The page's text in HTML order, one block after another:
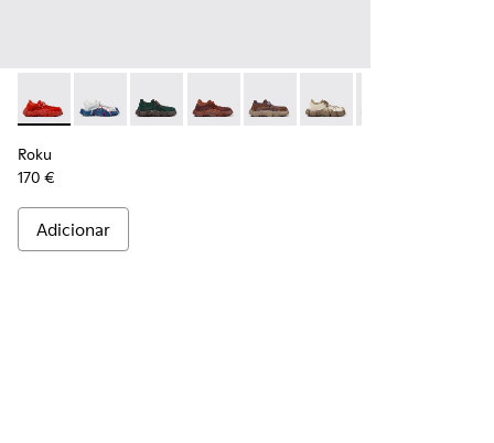
Roku - K100953-002 - Ténis vermelhos para homem
Roku - K100953-014 - Sapatilhas têxteis
Roku - K100953-012 - Ténis verdes para homem
Roku - K100953-010 - Ténis bordô para
Roku - K100953-009 - Ténis
Roku - K100953-008 -
Roku - K100953-
Roku
170 €
Adicionar